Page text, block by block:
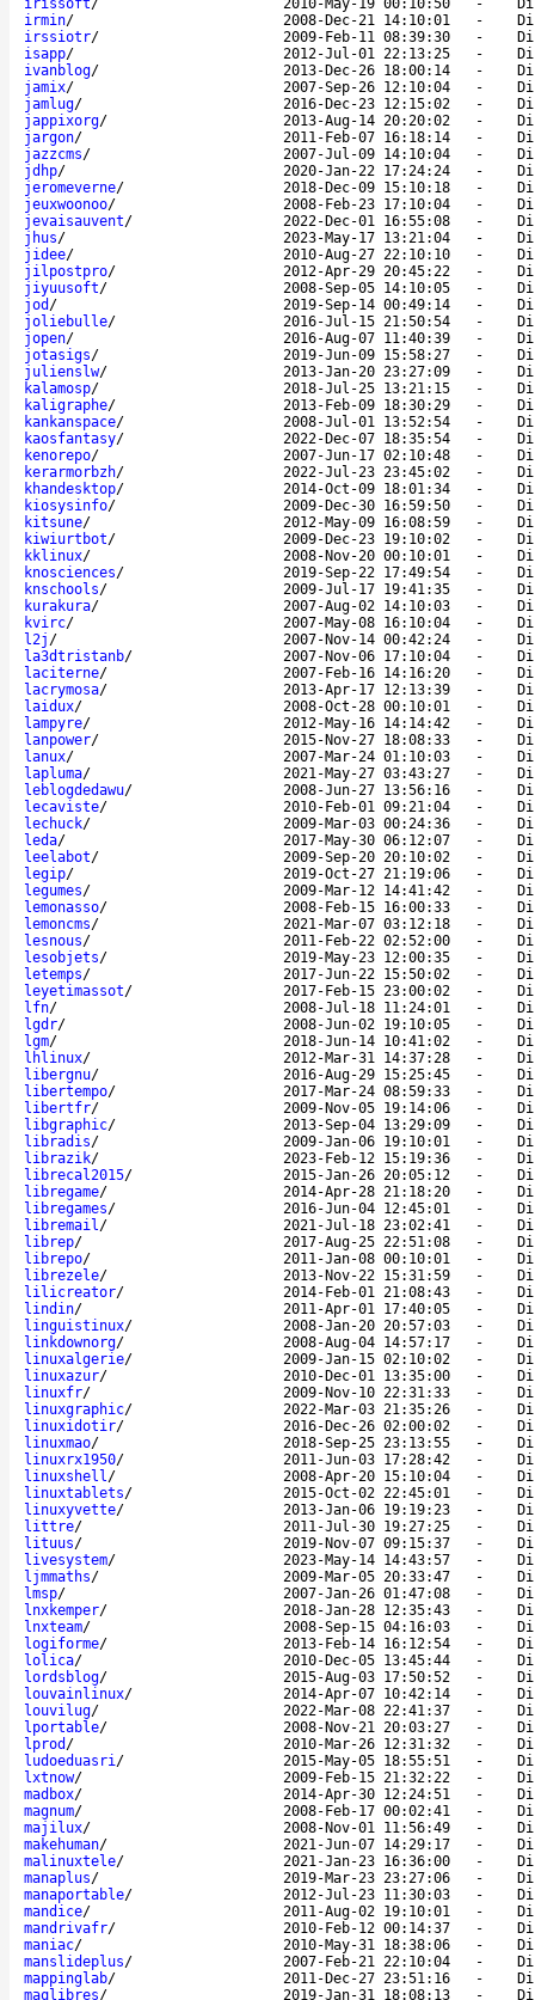
irissoft/ 2010-May-19 00:10:50 -
irmin/ 2008-Dec-21 14:10:01 -
irssiotr/ 2009-Feb-11 08:39:30 -
isapp/ 2012-Jul-01 22:13:25 -
ivanblog/ 2013-Dec-26 18:00:14 -
jamix/ 2007-Sep-26 12:10:04 -
jamlug/ 2016-Dec-23 12:15:02 -
jappixorg/ 2013-Aug-14 20:20:02 -
jargon/ 2011-Feb-07 16:18:14 -
jazzcms/ 2007-Jul-09 14:10:04 -
jdhp/ 2020-Jan-22 17:24:24 -
jeromeverne/ 2018-Dec-09 15:10:18 -
jeuxwoonoo/ 2008-Feb-23 17:10:04 -
jevaisauvent/ 2022-Dec-01 16:55:08 -
jhus/ 2023-May-17 13:21:04 -
jidee/ 2010-Aug-27 22:10:10 -
jilpostpro/ 2012-Apr-29 20:45:22 -
jiyuusoft/ 2008-Sep-05 14:10:05 -
jod / 2019-Sep-14 00:49:14 -
joliebulle/ 2016-Jul-15 21:50:54 -
jopen/ 2016-Aug-07 11:40:39 -
jotasigs/ 2019-Jun-09 15:58:27 -
julienslw/ 2013-Jan-20 23:27:09 -
kalamosp/ 2018-Jul-25 13:21:15 -
kaligraphe/ 2013-Feb-09 18:30:29 -
kankanspace/ 2008-Jul-01 13:52:54 -
kaosfantasy/ 2022-Dec-07 18:35:54 -
kenorepo/ 2007-Jun-17 02:10:48 -
kerarmorbzh/ 2022-Jul-23 23:45:02 -
khandesktop/ 2014-Oct-09 18:01:34 -
kiosysinfo/ 2009-Dec-30 16:59:50 -
kitsune/ 2012-May-09 16:08:59 -
kiwiurtbot/ 2009-Dec-23 19:10:02 -
kklinux/ 2008-Nov-20 00:10:01 -
knosciences/ 2019-Sep-22 17:49:54 -
knschools/ 2009-Jul-17 19:41:35 -
kurakura/ 2007-Aug-02 14:10:03 -
kvirc/ 2007-May-08 16:10:04 -
l2j / 2007-Nov-14 00:42:24 -
la3dtristanb/ 2007-Nov-06 17:10:04 -
laciterne/ 2007-Feb-16 14:16:20 -
lacrymosa/ 2013-Apr-17 12:13:39 -
laidux/ 2008-Oct-28 00:10:01 -
lampyre/ 2012-May-16 14:14:42 -
lanpower/ 2015-Nov-27 18:08:33 -
lanux/ 2007-Mar-24 01:10:03 -
lapluma/ 2021-May-27 03:43:27 -
leblogdedawu/ 2008-Jun-27 13:56:16 -
lecaviste/ 2010-Feb-01 09:21:04 -
lechuck/ 2009-Mar-03 00:24:36 -
leda/ 2017-May-30 06:12:07 -
leelabot/ 2009-Sep-20 20:10:02 -
legip/ 2019-Oct-27 21:19:06 -
legumes/ 2009-Mar-12 14:41:42 -
lemonasso/ 2008-Feb-15 16:00:33 -
lemoncms/ 2021-Mar-07 03:12:18 -
lesnous/ 2011-Feb-22 02:52:00 -
lesobjets/ 2019-May-23 12:00:35 -
letemps/ 2017-Jun-22 15:50:02 -
leyetimassot/ 2017-Feb-15 23:00:02 -
lfn/ 2008-Jul-18 11:24:01 -
lgdr/ 2008-Jun-02 19:10:05 -
lgm/ 2018-Jun-14 10:41:02 -
lhlinux/ 2012-Mar-31 14:37:28 -
libergnu/ 2016-Aug-29 15:25:45 -
libertempo/ 2017-Mar-24 08:59:33 -
libertfr/ 2009-Nov-05 19:14:06 -
libgraphic/ 2013-Sep-04 13:29:09 -
libradis/ 2009-Jan-06 19:10:01 -
librazik/ 2023-Feb-12 15:19:36 -
librecal2015/ 2015-Jan-26 20:05:12 -
libregame/ 2014-Apr-28 21:18:20 -
libregames/ 2016-Jun-04 12:45:01 -
libremail/ 2021-Jul-18 23:02:41 -
librep/ 2017-Aug-25 22:51:08 -
librepo/ 2011-Jan-08 00:10:01 -
librezele/ 2013-Nov-22 15:31:59 -
lilicreator/ 2014-Feb-01 21:08:43 -
lindin/ 2011-Apr-01 17:40:05 -
linguistinux/ 2008-Jan-20 20:57:03 -
linkdownorg/ 2008-Aug-04 14:57:17 -
linuxalgerie/ 2009-Jan-15 02:10:02 -
linuxazur/ 2010-Dec-01 13:35:00 -
linuxfr/ 2009-Nov-10 22:31:33 -
linuxgraphic/ 2022-Mar-03 21:35:26 -
linuxidotir/ 2016-Dec-26 02:00:02 -
linuxmao/ 2018-Sep-25 23:13:55 -
linuxrx1950/ 2011-Jun-03 17:28:42 -
linuxshell/ 2008-Apr-20 15:10:04 -
linuxtablets/ 2015-Oct-02 22:45:01 -
linuxyvette/ 2013-Jan-06 19:19:23 -
littre/ 2011-Jul-30 19:27:25 -
lituus/ 2019-Nov-07 09:15:37 -
livesystem/ 2023-May-14 14:43:57 -
ljmmaths/ 2009-Mar-05 20:33:47 -
lmsp/ 2007-Jan-26 01:47:08 -
lnxkemper/ 2018-Jan-28 12:35:43 -
lnxteam/ 2008-Sep-15 04:16:03 -
logiforme/ 2013-Feb-14 16:12:54 -
lolica/ 2010-Dec-05 13:45:44 -
lordsblog/ 2015-Aug-03 17:50:52 -
louvainlinux/ 2014-Apr-07 10:42:14 -
louvilug/ 2022-Mar-08 22:41:37 -
lportable/ 2008-Nov-21 20:03:27 -
lprod / 2010-Mar-26 12:31:32 -
ludoeduasri/ 2015-May-05 18:55:51 -
lxtnow/ 2009-Feb-15 21:32:22 -
madbox/ 2014-Apr-30 12:24:51 -
magnum/ 2008-Feb-17 00:02:41 -
majilux/ 2008-Nov-01 11:56:49 -
makehuman/ 2021-Jun-07 14:29:17 -
malinuxtele/ 2021-Jan-23 16:36:00 -
manaplus/ 2019-Mar-23 23:27:06 -
manaportable/ 2012-Jul-23 11:30:03 -
mandice/ 2011-Aug-02 19:10:01 -
mandrivafr/ 2010-Feb-12 00:14:37 -
maniac/ 2010-May-31 18:38:06 -
manslideplus/ 2007-Feb-21 22:10:04 -
mappinglab/ 2011-Dec-27 23:51:16 -
maqlibres/ 2019-Jan-31 18:08:13 -